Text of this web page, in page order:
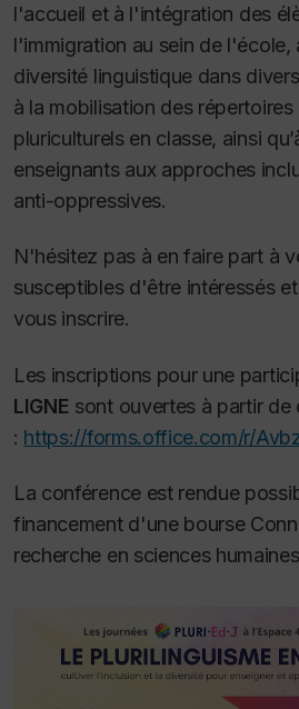
l'accueil et à l'intégration des
l'immigration au sein de l'école,
diversité linguistique dans
à la mobilisation des
pluriculturels en classe, ainsi
enseignants aux approches
anti-oppressives.
N'hésitez pas à en faire part à
susceptibles d'être intéressés
vous inscrire.
Les inscriptions pour une
LIGNE sont ouvertes à partir de
: https://forms.office.com/r/
La conférence est rendue
financement d'une bourse
recherche en sciences